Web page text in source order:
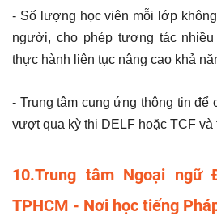
- Số lượng học viên mỗi lớp
người, cho phép tương tác
thực hành liên tục nâng cao khả
- Trung tâm cung ứng thông tin để
vượt qua kỳ thi DELF hoặc TCF và
10.Trung tâm Ngoại ngữ
TPHCM - Nơi học tiếng